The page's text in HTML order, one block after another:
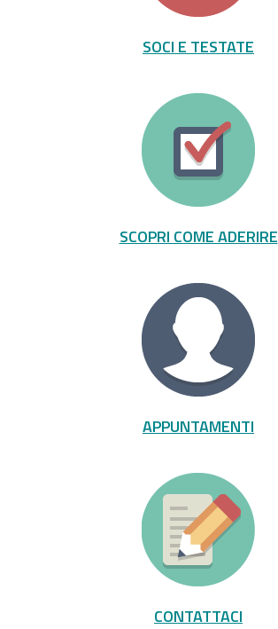
SOCI E TESTATE
SCOPRI COME ADERIRE
APPUNTAMENTI
CONTATTACI